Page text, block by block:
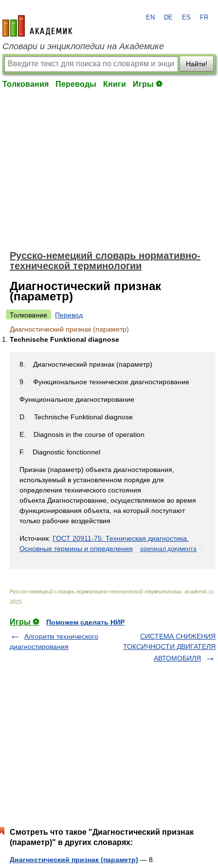
academic.ru
EN DE ES FR
Словари и энциклопедии на Академике
Найти!
Толкования Переводы Книги Игры ⚽
Русско-немецкий словарь нормативно-
технической терминологии
Диагностический признак
(параметр)
Толкование
Перевод
Диагностический признак (параметр)
Technische Funktional diagnose
8. Диагностический признак (параметр)
9. Функциональное техническое диагностирование
Функциональное диагностирование
D. Technische Funktional diagnose
E. Diagnosis in the course of operation
F. Diagnostic fonctionnel
Признак (параметр) объекта диагностирования,
используемый в установленном порядке для
определения технического состояния
объекта Диагностирование, осуществляемое во время
функционирования объекта, на который поступают
только рабочие воздействия
Источник: ГОСТ 20911-75: Техническая диагностика.
Основные термины и определения
оригинал документа
Русско-немецкий словарь нормативно-технической терминологии academic.ru
2015
Игры ⚽
Поможем сделать НИР
Алгоритм технического
диагностирования
СИСТЕМА СНИЖЕНИЯ
ТОКСИЧНОСТИ ДВИГАТЕЛЯ
АВТОМОБИЛЯ
Смотреть что такое "Диагностический признак
(параметр)" в других словарях:
Диагностический признак (параметр) — 8.